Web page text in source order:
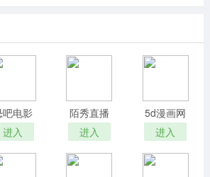
吧电影
网
进入
陌秀直播
进入
5d漫画网
进入